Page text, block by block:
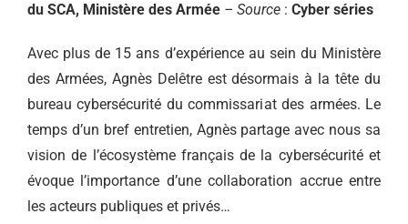
du SCA, Ministère des Armée – Source: Cyber séries
Avec plus de 15 ans d’expérience au sein du Ministère
des Armées, Agnès Delêtre est désormais à la tête du
bureau cybersécurité du commissariat des armées. Le
temps d’un bref entretien, Agnès partage avec nous sa
vision de l’écosystème français de la cybersécurité et
évoque l’importance d’une collaboration accrue entre
les acteurs publiques et privés…